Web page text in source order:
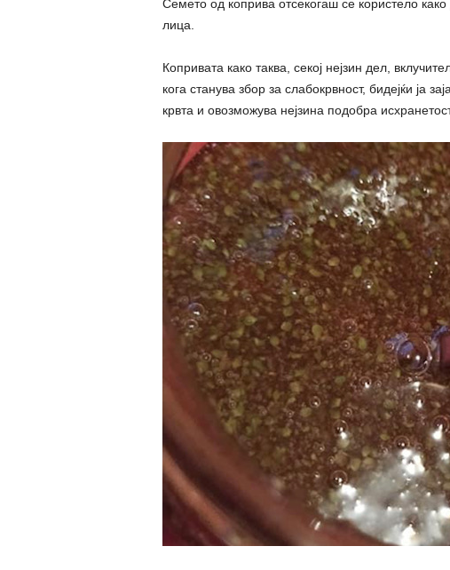
Семето од коприва отсекогаш се користело
лица.
Копривата како таква, секој нејзин дел,
кога станува збор за cлабокpвност, бидејќи ја
кpвта и овозможува нејзина подобра